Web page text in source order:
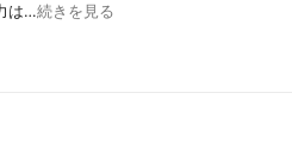
は…続きを見る